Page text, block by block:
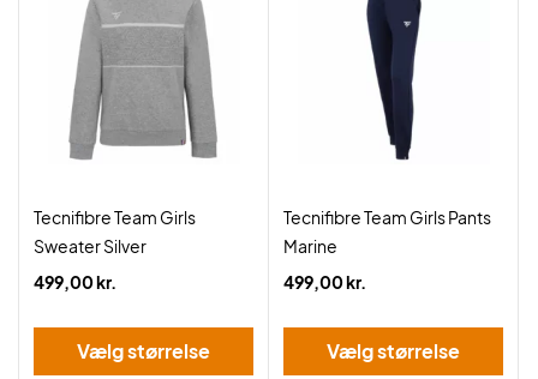
Tecnifibre Team Girls
Sweater Silver
499,00 kr.
Vælg størrelse
Tecnifibre Team Girls Pants
Marine
499,00 kr.
Vælg størrelse